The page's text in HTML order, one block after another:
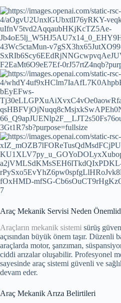
7
Araç Mekanik Servisi Neden
Araçların mekanik sistemi sürüş
açısından büyük önem taşır. Düzenli
araçlarda motor, şanzıman,
ciddi arızalar oluşabilir. Profesyonel
sayesinde araç sistemi güvenli ve
devam eder.
Araç Mekanik Arıza Belirtileri